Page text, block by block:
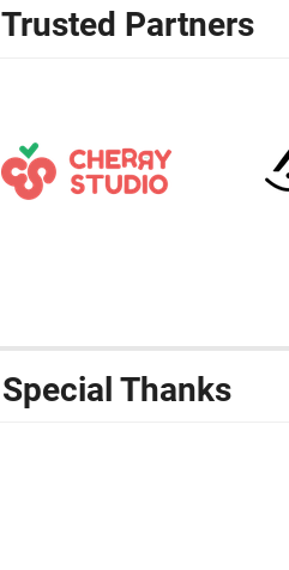
Trusted Partners
Special Thanks